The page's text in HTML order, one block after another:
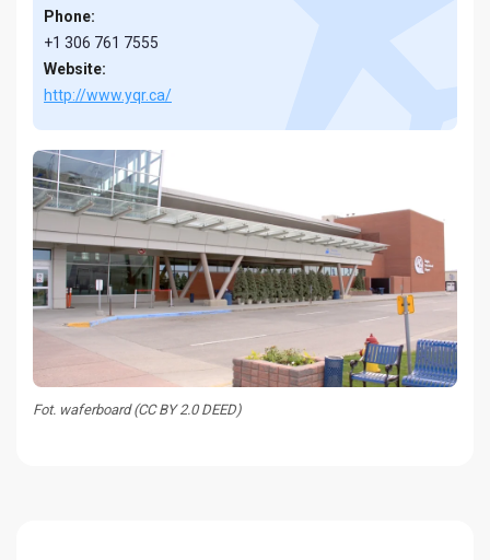
Phone:
+1 306 761 7555
Website:
http://www.yqr.ca/
Fot. waferboard (CC BY 2.0 DEED)